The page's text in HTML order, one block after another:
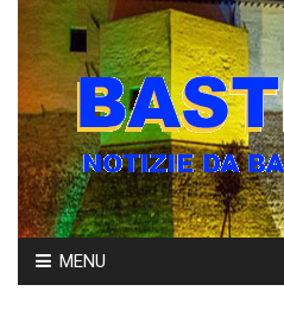
Skip
to
MENU